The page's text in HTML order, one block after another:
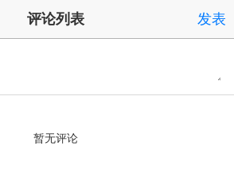
评论列表 发表
暂无评论